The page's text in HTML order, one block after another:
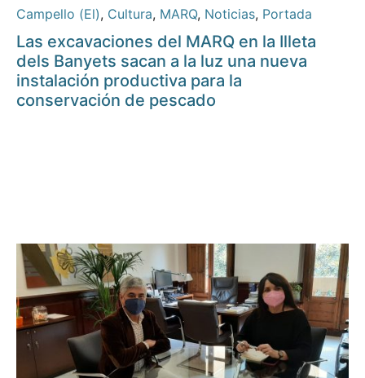
Campello (El), Cultura, MARQ, Noticias, Portada
Las excavaciones del MARQ en la Illeta
dels Banyets sacan a la luz una nueva
instalación productiva para la
conservación de pescado